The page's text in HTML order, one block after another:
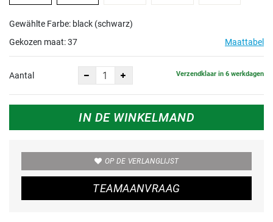
Gewählte Farbe: black (schwarz)
Gekozen maat:37 Maattabel
Aantal Verzendklaar in 6 werkdagen
IN DE WINKELMAND
OP DE VERLANGLIJST
TEAMAANVRAAG